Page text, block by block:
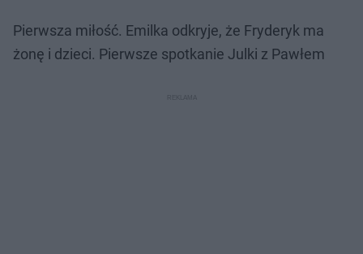
Pierwsza miłość. Emilka odkryje, że Fryderyk ma
żonę i dzieci. Pierwsze spotkanie Julki z Pawłem